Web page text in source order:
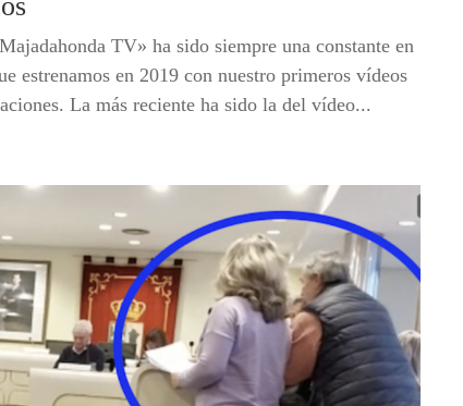
TV» ha sido siempre una constante en
estrenamos en 2019 con nuestro primeros vídeos
La más reciente ha sido la del vídeo...